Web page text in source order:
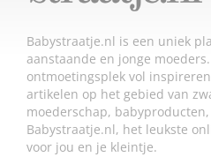
Babystraatje.nl is een uniek
aanstaande en jonge
ontmoetingsplek vol
artikelen op het gebied van
moederschap,
Babystraatje.nl, het leukste
voor jou en je kleintje.